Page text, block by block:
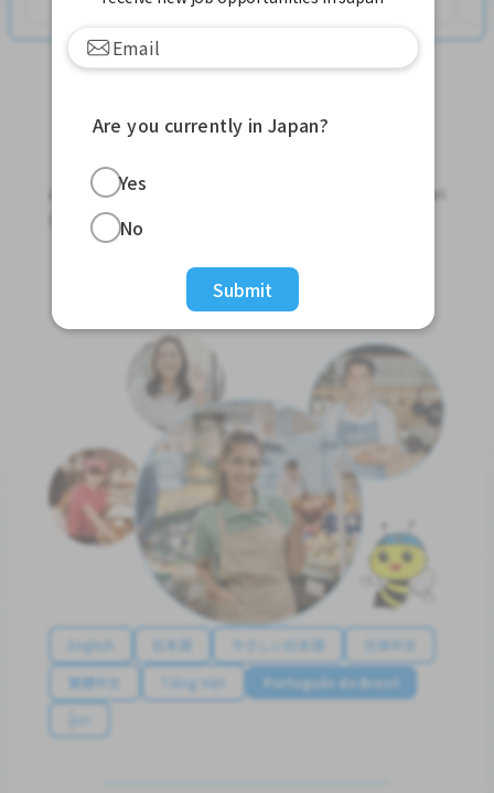
Apply for Part-Time Jobs, Full-Time Jobs and Tokutei
Ginou Jobs!
Get Started
English 日本語 やさしい日本語
简体中文
繁體中文
Tiếng Việt
Português do Brasil
န်မာ
Are you currently in Japan?
Yes
No
Submit